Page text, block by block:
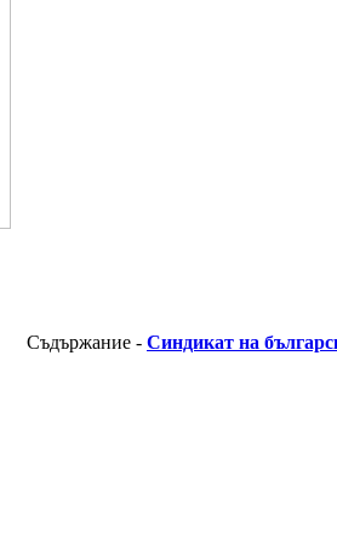
Съдържание - Синдикат на